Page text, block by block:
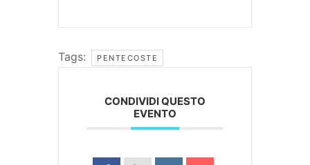
Tags: PENTECOSTE
CONDIVIDI QUESTO
EVENTO